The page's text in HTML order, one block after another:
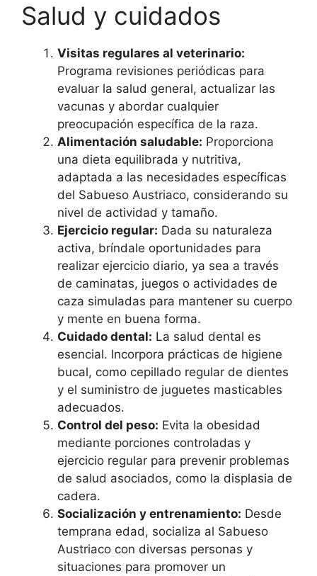
Salud y cuidados
Visitas regulares al veterinario:
Programa revisiones periódicas para
evaluar la salud general, actualizar las
vacunas y abordar cualquier
preocupación específica de la raza.
Alimentación saludable: Proporciona
una dieta equilibrada y nutritiva,
adaptada a las necesidades específicas
del Sabueso Austriaco, considerando su
nivel de actividad y tamaño.
Ejercicio regular: Dada su naturaleza
activa, bríndale oportunidades para
realizar ejercicio diario, ya sea a través
de caminatas, juegos o actividades de
caza simuladas para mantener su cuerpo
y mente en buena forma.
Cuidado dental: La salud dental es
esencial. Incorpora prácticas de higiene
bucal, como cepillado regular de dientes
y el suministro de juguetes masticables
adecuados.
Control del peso: Evita la obesidad
mediante porciones controladas y
ejercicio regular para prevenir problemas
de salud asociados, como la displasia de
cadera.
Socialización y entrenamiento: Desde
temprana edad, socializa al Sabueso
Austriaco con diversas personas y
situaciones para promover un